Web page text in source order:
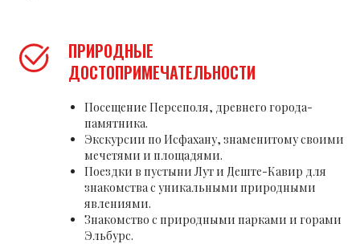
ПРИРОДНЫЕ
ДОСТОПРИМЕЧАТЕЛЬНОСТИ
Посещение Персеполя, древнего города-
памятника.
Экскурсии по Исфахану, знаменитому своими
мечетями и площадями.
Поездки в пустыни Лут и Деште-Кавир для
знакомства с уникальными природными
явлениями.
Знакомство с природными парками и горами
Эльбурс.